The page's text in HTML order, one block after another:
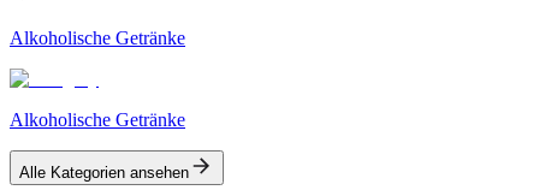
Alkoholische Getränke
Alkoholische Getränke
Alle Kategorien ansehen